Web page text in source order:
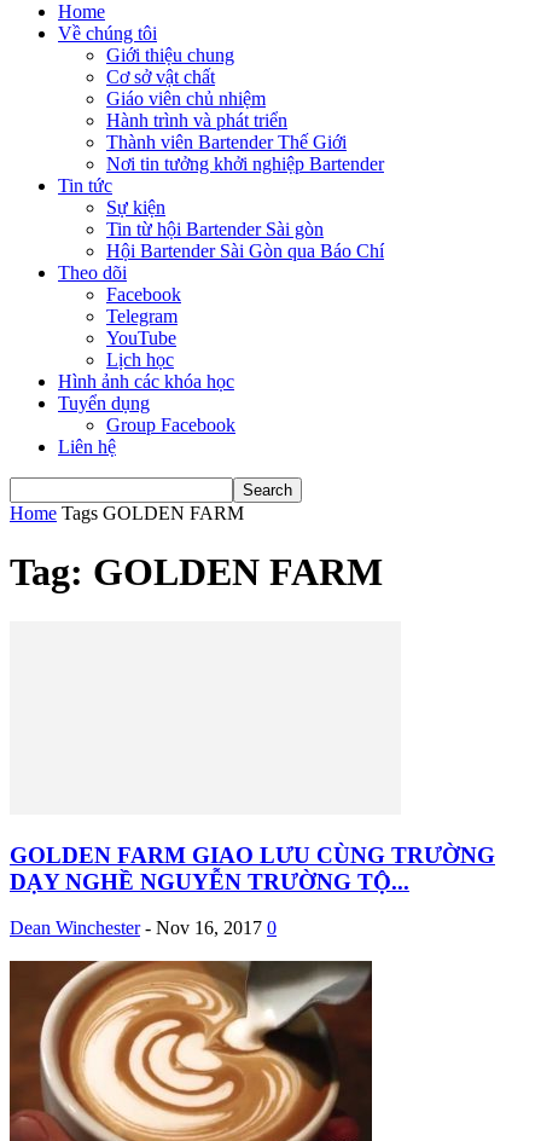
Home
Về chúng tôi
Giới thiệu chung
Cơ sở vật chất
Giáo viên chủ nhiệm
Hành trình và phát triển
Thành viên Bartender Thế Giới
Nơi tin tưởng khởi nghiệp Bartender
Tin tức
Sự kiện
Tin từ hội Bartender Sài gòn
Hội Bartender Sài Gòn qua Báo Chí
Theo dõi
Facebook
Telegram
YouTube
Lịch học
Hình ảnh các khóa học
Tuyển dụng
Group Facebook
Liên hệ
Home Tags GOLDEN FARM
Tag: GOLDEN FARM
GOLDEN FARM GIAO LƯU CÙNG TRƯỜNG
DẠY NGHỀ NGUYỄN TRƯỜNG TỘ...
Dean Winchester - Nov 16, 2017 0